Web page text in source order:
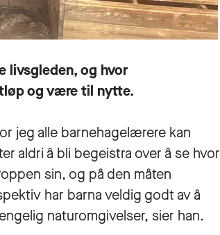
livsgleden, og hvor
og være til nytte.
jeg alle barnehagelærere kan
aldri å bli begeistra over å se hvor
sin, og på den måten
har barna veldig godt av å
naturomgivelser, sier han.